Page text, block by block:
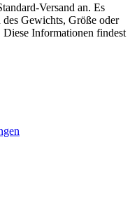
Versand an. Es
Gewichts, Größe oder
Diese Informationen findest